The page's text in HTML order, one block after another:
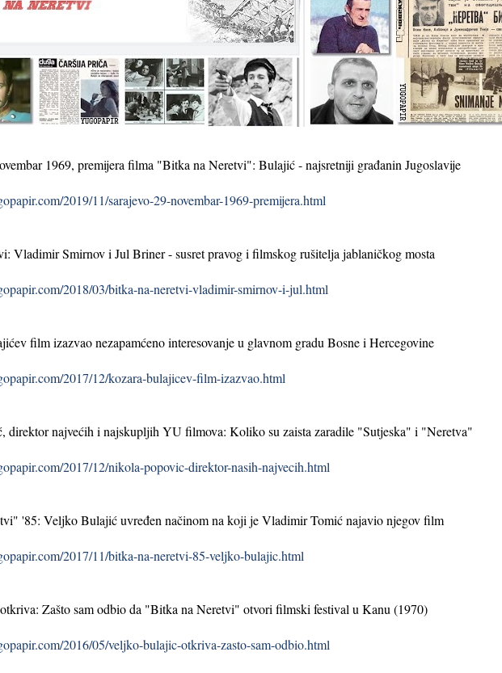
1969, premijera filma "Bitka na Neretvi": Bulajić - najsretniji građanin Jugoslavije
2019/11/sarajevo-29-novembar-1969-premijera.html
Vladimir Smirnov i Jul Briner - susret pravog i filmskog rušitelja jablaničkog mosta
2018/03/bitka-na-neretvi-vladimir-smirnov-i-jul.html
film izazvao nezapamćeno interesovanje u glavnom gradu Bosne i Hercegovine
2017/12/kozara-bulajicev-film-izazvao.html
direktor najvećih i najskupljih YU filmova: Koliko su zaista zaradile "Sutjeska" i "Neretva"
2017/12/nikola-popovic-direktor-nasih-najvecih.html
'85: Veljko Bulajić uvređen načinom na koji je Vladimir Tomić najavio njegov film
2017/11/bitka-na-neretvi-85-veljko-bulajic.html
Zašto sam odbio da "Bitka na Neretvi" otvori filmski festival u Kanu (1970)
2016/05/veljko-bulajic-otkriva-zasto-sam-odbio.html